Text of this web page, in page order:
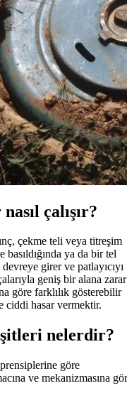
çalışır?
çekme teli veya titreşim
ya da bir tel
girer ve patlayıcıyı
geniş bir alana zarar
göre farklılık gösterebilir
ciddi hasar vermektir.
nelerdir?
göre
ve mekanizmasına